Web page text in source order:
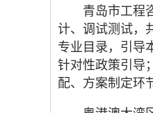
青岛市工程
计、调试测试，
专业目录，引导
针对性政策引导
配、方案制定环